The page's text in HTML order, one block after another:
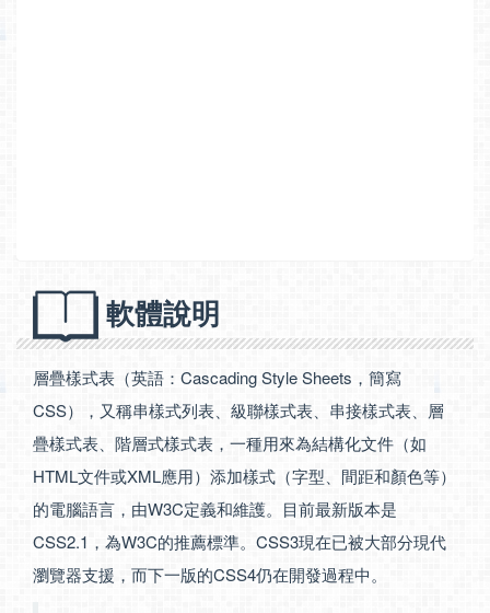
軟體說明
層疊樣式表（英語：Cascading Style Sheets，簡寫
CSS），又稱串樣式列表、級聯樣式表、串接樣式表、層
疊樣式表、階層式樣式表，一種用來為結構化文件（如
HTML文件或XML應用）添加樣式（字型、間距和顏色等）
的電腦語言，由W3C定義和維護。目前最新版本是
CSS2.1，為W3C的推薦標準。CSS3現在已被大部分現代
瀏覽器支援，而下一版的CSS4仍在開發過程中。